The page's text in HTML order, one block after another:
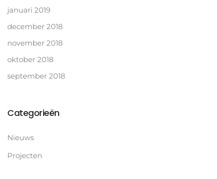
januari 2019
december 2018
november 2018
oktober 2018
september 2018
Categorieën
Nieuws
Projecten